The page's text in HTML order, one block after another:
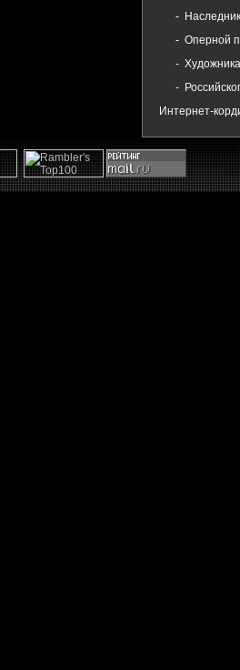
-
- Оперной
- Художника-
-
Интернет-